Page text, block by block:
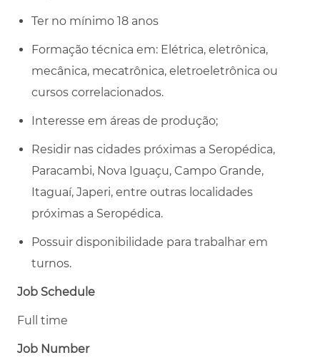
Ter no mínimo 18 anos
Formação técnica em: Elétrica, eletrônica,
mecânica, mecatrônica, eletroeletrônica ou
cursos correlacionados.
Interesse em áreas de produção;
Residir nas cidades próximas a Seropédica,
Paracambi, Nova Iguaçu, Campo Grande,
Itaguaí, Japeri, entre outras localidades
próximas a Seropédica.
Possuir disponibilidade para trabalhar em
turnos.
Job Schedule
Full time
Job Number